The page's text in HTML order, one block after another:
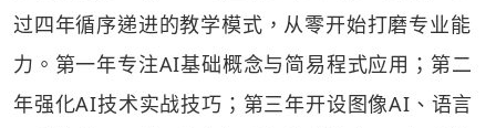
过四年循序递进的教学模式，从零开始打磨专业能
力。第一年专注AI基础概念与简易程式应用；第二
年强化AI技术实战技巧；第三年开设图像AI、语言